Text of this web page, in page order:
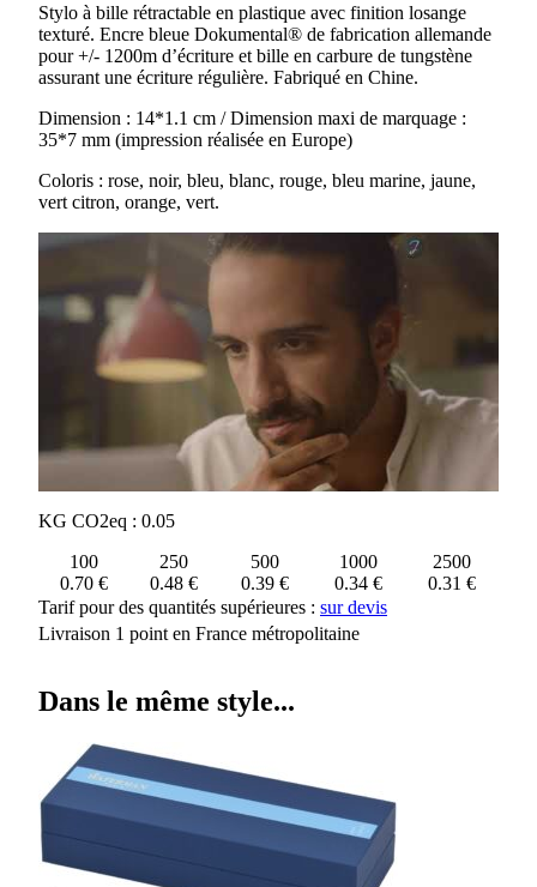
X3
Stylo à bille rétractable en plastique avec finition losange
texturé. Encre bleue Dokumental® de fabrication allemande
pour +/- 1200m d’écriture et bille en carbure de tungstène
assurant une écriture régulière. Fabriqué en Chine.
Dimension : 14*1.1 cm / Dimension maxi de marquage :
35*7 mm (impression réalisée en Europe)
Coloris : rose, noir, bleu, blanc, rouge, bleu marine, jaune,
vert citron, orange, vert.
KG CO2eq : 0.05
100
250 500 1000
2500
0.70 €
0.48 € 0.39 € 0.34 €
0.31 €
Tarif pour des quantités supérieures : sur devis
Livraison 1 point en France métropolitaine
Dans le même style...